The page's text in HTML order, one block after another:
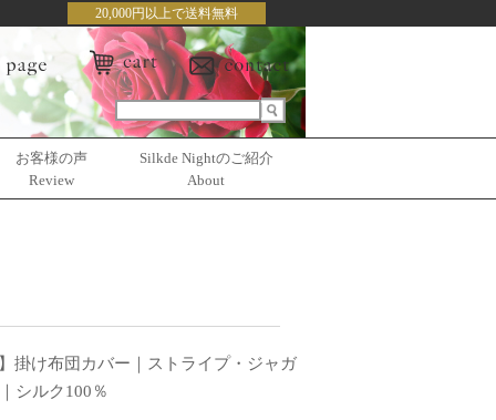
20,000円以上で送料無料
お客様の声
Review
Silkde Nightのご紹介
About
掛け布団カバー｜ストライプ・ジャガ
シルク100％